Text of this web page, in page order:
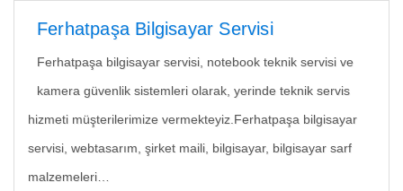
Ferhatpaşa Bilgisayar Servisi
Ferhatpaşa bilgisayar servisi, notebook teknik servisi ve
kamera güvenlik sistemleri olarak, yerinde teknik servis
hizmeti müşterilerimize vermekteyiz.Ferhatpaşa bilgisayar
servisi, webtasarım, şirket maili, bilgisayar, bilgisayar sarf
malzemeleri…